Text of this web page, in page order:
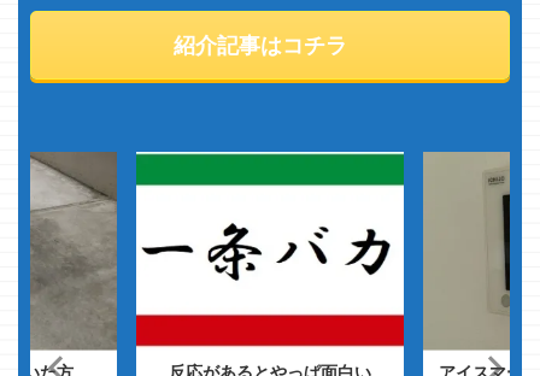
紹介記事はコチラ
といた方
反応があるとやっぱ面白い
アイスマー